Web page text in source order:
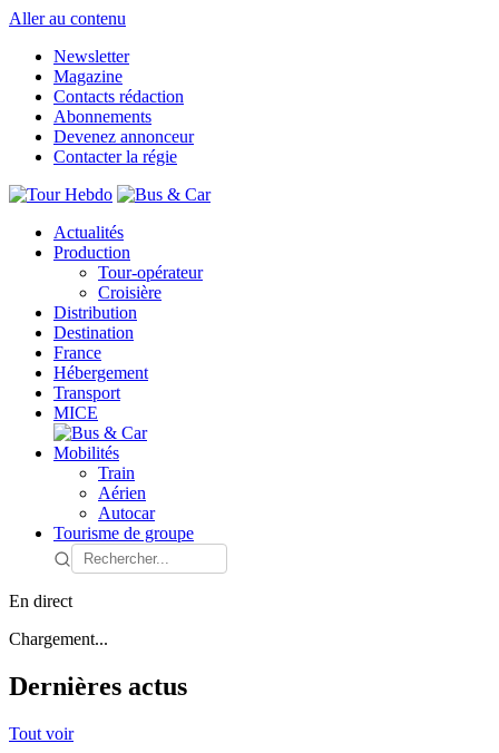
Aller au contenu
Newsletter
Magazine
Contacts rédaction
Abonnements
Devenez annonceur
Contacter la régie
Actualités
Production
Tour-opérateur
Croisière
Distribution
Destination
France
Hébergement
Transport
MICE
Mobilités
Train
Aérien
Autocar
Tourisme de groupe
En direct
Chargement...
Dernières actus
Tout voir